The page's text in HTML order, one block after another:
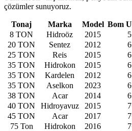
çözümler sunuyoruz.
Tonaj Marka Model Bom
8 TON
Hidroöz 2015
20 TON
Sentez 2012
25 TON
Reis 2015
35 TON
Hidrokon 2015
35 TON
Kardelen 2012
35 TON
Aselkon 2023
38 TON
Acar 2014
40 TON
Hidroyavuz 2015
45 TON
Acar 2017
75 Ton
Hidrokon 2016